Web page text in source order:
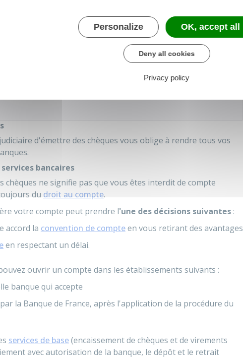
chèques est enregistrée pendant5 ans au fichier central des
à l'ensemble des établissements bancaires.
sont enregistrés au
d'émettre des chèques vous oblige à rendre tous vos
bancaires
chèques ne signifie pas que vous êtes interdit de compte
du droit au compte.
votre compte peut prendre l'une des décisions suivantes :
accord la convention de compteen vous retirant des avantages
en respectant un délai.
ouvrir un compte dans les établissements suivants :
banque qui accepte
la Banque de France, après l'application de la procédure du
services de base(encaissement de chèques et de virements
avec autorisation de la banque, le dépôt et le retrait
Personalize OK, accept all
Deny all cookies
Privacy policy